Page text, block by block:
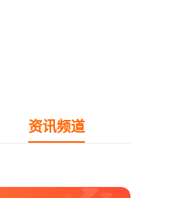
资讯频道